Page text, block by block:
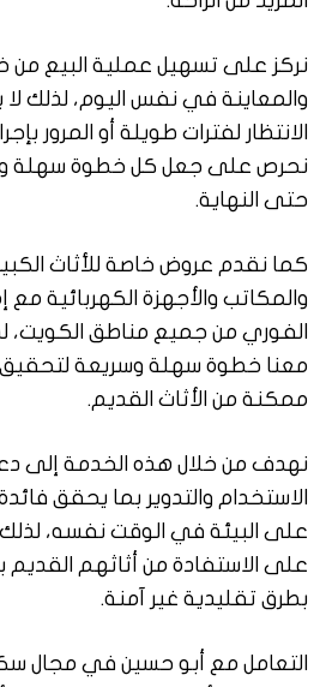
نركز على تسهيل عملية البيع من
والمعاينة في نفس اليوم، لذلك لا
الانتظار لفترات طويلة أو المرور
نحرص على جعل كل خطوة سهلة
حتى النهاية.
كما نقدم عروض خاصة للأثاث
والمكاتب والأجهزة الكهربائية مع
الفوري من جميع مناطق الكويت،
معنا خطوة سهلة وسريعة
ممكنة من الأثاث القديم.
نهدف من خلال هذه الخدمة إلى
الاستخدام والتدوير بما يحقق
على البيئة في الوقت نفسه، لذلك
على الاستفادة من أثاثهم القديم
بطرق تقليدية غير آمنة.
التعامل مع أبو حسين في مجال